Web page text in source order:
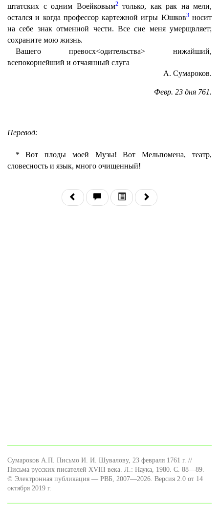
штатских с одним Воейковым2только, как рак на мели,
остался и когда профессор картежной игры Юшков3носит
на себе знак отменной чести. Все сие меня умерщвляет;
сохраните мою жизнь.
Вашего превосх<одительства> нижайший,
всепокорнейший и отчаянный слуга
А. Сумароков.
Февр. 23 дня 761.
Перевод:
* Вот плоды моей Музы! Вот Мельпомена, театр,
словесность и язык, много очищенный!
Сумароков А.П. Письмо И. И. Шувалову, 23 февраля 1761 г. //
Письма русских писателей XVIII века. Л.: Наука, 1980. С. 88—89.
© Электронная публикация — РВБ, 2007—2026. Версия 2.0 от 14
октября 2019 г.